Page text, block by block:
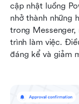
cập nhật luồng
nhở thành những
trong
trình làm việc.
đáng kể và giảm